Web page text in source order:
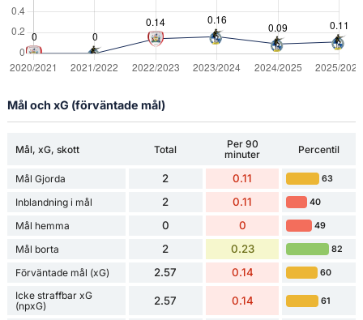
Mål och xG (förväntade mål)
Mål, xG, skott Total
Per 90
minuter
Percentil
Mål Gjorda 2 0.11 63
Inblandning i mål 2 0.11 40
Mål hemma 0 0 49
Mål borta 2 0.23 82
Förväntade mål (xG) 2.57 0.14 60
Icke straffbar xG
(npxG)
2.57 0.14 61